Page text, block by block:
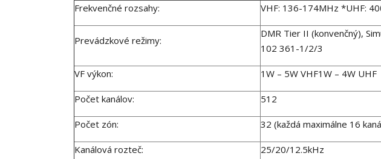
Frekvenčné rozsahy: VHF: 136-174MHz *UHF:
Prevádzkové režimy:
DMR Tier II (konvenčný),
102 361-1/2/3
VF výkon: 1W – 5W VHF1W – 4W UHF
Počet kanálov: 512
Počet zón: 32 (každá maximálne 16
Kanálová rozteč: 25/20/12.5kHz